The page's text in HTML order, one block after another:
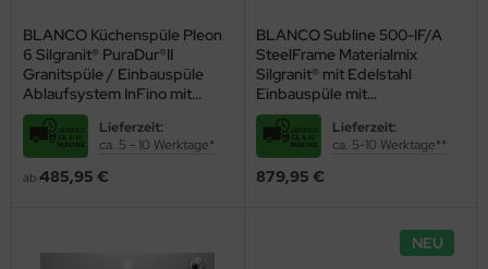
BLANCO Küchenspüle Pleon
6 Silgranit® PuraDur®II
Granitspüle / Einbauspüle
Ablaufsystem InFino mit
Drehknopfventil
Lieferzeit:
ca. 5 - 10 Werktage*
ab 485,95 €
BLANCO Subline 500-IF/A
SteelFrame Materialmix
Silgranit® mit Edelstahl
Einbauspüle mit
Ablaufsystem InFino
Handbetätigung
Lieferzeit:
ca. 5-10 Werktage**
879,95 €
NEU